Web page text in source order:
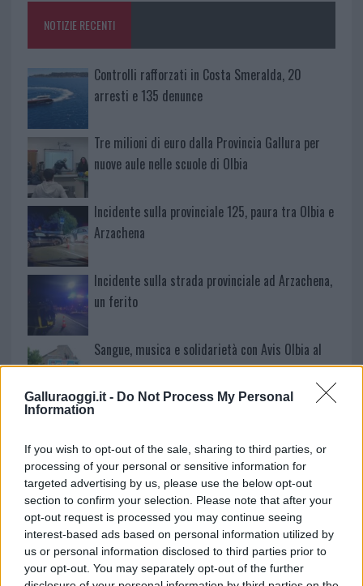
Galluraoggi.it - Do Not Process My Personal
Information
If you wish to opt-out of the sale, sharing to third parties, or
processing of your personal or sensitive information for
targeted advertising by us, please use the below opt-out
section to confirm your selection. Please note that after your
opt-out request is processed you may continue seeing
interest-based ads based on personal information utilized by
us or personal information disclosed to third parties prior to
your opt-out. You may separately opt-out of the further
NOTIZIE RECENTI
Controlli rafforzati in Costa Smeralda, 20
arresti e 135 denunce
Tre milioni di euro dalla Provincia Gallura per
nuove aule nelle scuole di Olbia
Incidente sulla provinciale 125, paura tra Olbia e
Arzachena
Incidente sulla strada provinciale ad Arzachena,
un ferito
Sangue, musica e solidarietà con Avis Olbia al
Delta Center
Meteo Olbia 9 agosto, temperature in calo
Salmo finisce in ospedale a Catania, ma il tour
va avanti: “Sicilia, ci sono”